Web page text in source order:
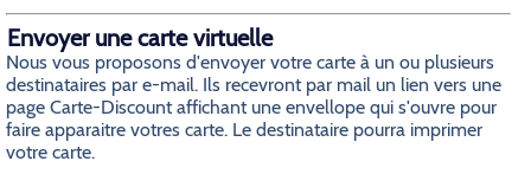
Envoyer une carte virtuelle
Nous vous proposons d'envoyer votre carte à un ou plusieurs
destinataires par e-mail. Ils recevront par mail un lien vers une
page Carte-Discount affichant une envellope qui s'ouvre pour
faire apparaitre votres carte. Le destinataire pourra imprimer
votre carte.